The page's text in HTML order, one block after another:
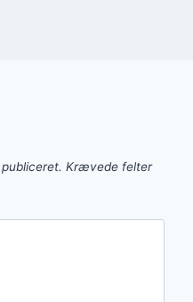
Krævede felter